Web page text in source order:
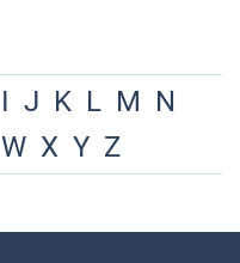
I J K L M N
W X Y Z